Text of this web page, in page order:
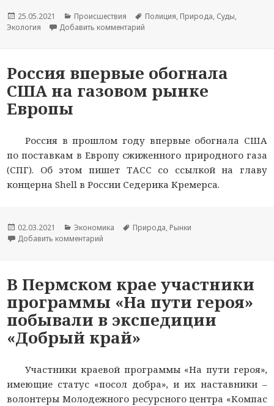
Опубликовано
25.05.2021 Рубрики
Происшествия Метки
Полиция, Природа, Суды,
Экология
Добавить комментарий
Россия впервые обогнала
США на газовом рынке
Европы
Россия в прошлом году впервые обогнала США
по поставкам в Европу сжиженного природного газа
(СПГ). Об этом пишет ТАСС со ссылкой на главу
концерна Shell в России Седерика Кремерса.
Опубликовано
02.03.2021 Рубрики
Экономика Метки
Природа, Рынки
Добавить комментарий
В Пермском крае участники
программы «На пути героя»
побывали в экспедиции
«Добрый край»
Участники краевой программы «На пути героя»,
имеющие статус «посол добра», и их наставники –
волонтеры Молодежного ресурсного центра «Компас